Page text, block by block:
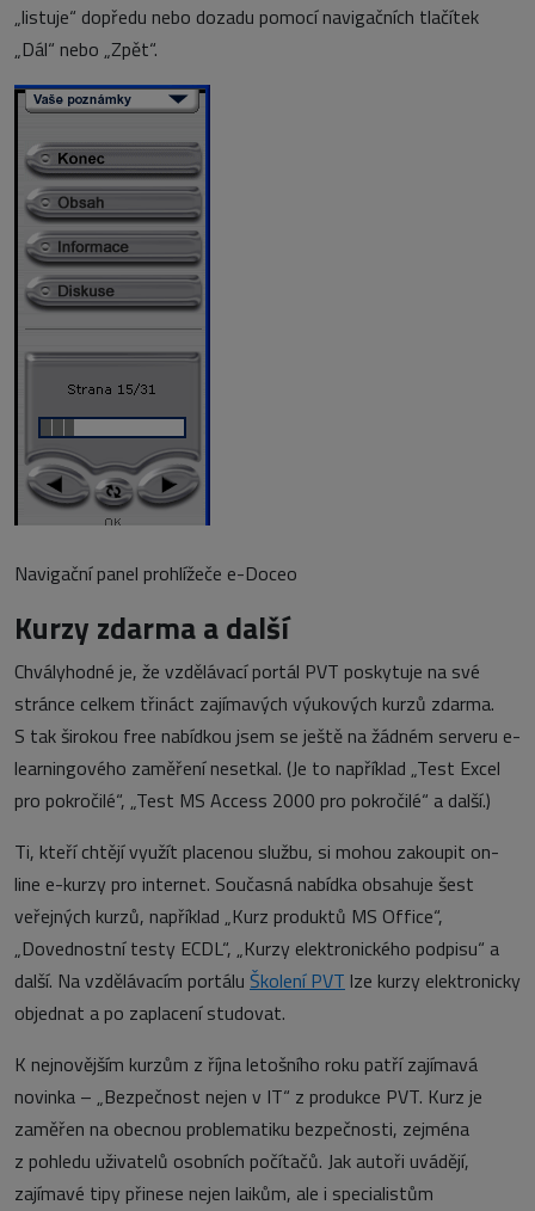
„listuje“ dopředu nebo dozadu pomocí navigačních tlačítek
„Dál“ nebo „Zpět“.
Navigační panel prohlížeče e-Doceo
Kurzy zdarma a další
Chvályhodné je, že vzdělávací portál PVT poskytuje na své
stránce celkem třináct zajímavých výukových kurzů zdarma.
S tak širokou free nabídkou jsem se ještě na žádném serveru e-
learningového zaměření nesetkal. (Je to například „Test Excel
pro pokročilé“, „Test MS Access 2000 pro pokročilé“ a další.)
Ti, kteří chtějí využít placenou službu, si mohou zakoupit on-
line e-kurzy pro internet. Současná nabídka obsahuje šest
veřejných kurzů, například „Kurz produktů MS Office“,
„Dovednostní testy ECDL“, „Kurzy elektronického podpisu“ a
další. Na vzdělávacím portálu Školení PVT lze kurzy elektronicky
objednat a po zaplacení studovat.
K nejnovějším kurzům z října letošního roku patří zajímavá
novinka – „Bezpečnost nejen v IT“ z produkce PVT. Kurz je
zaměřen na obecnou problematiku bezpečnosti, zejména
z pohledu uživatelů osobních počítačů. Jak autoři uvádějí,
zajímavé tipy přinese nejen laikům, ale i specialistům